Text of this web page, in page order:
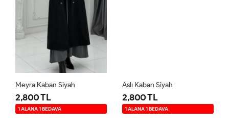
Meyra Kaban Siyah
2,800 TL
1 ALANA 1 BEDAVA
Aslı Kaban Siyah
2,800 TL
1 ALANA 1 BEDAVA